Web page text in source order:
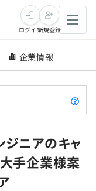
ログイン新規登録
企業情報
ジニアのキャ
手企業様案